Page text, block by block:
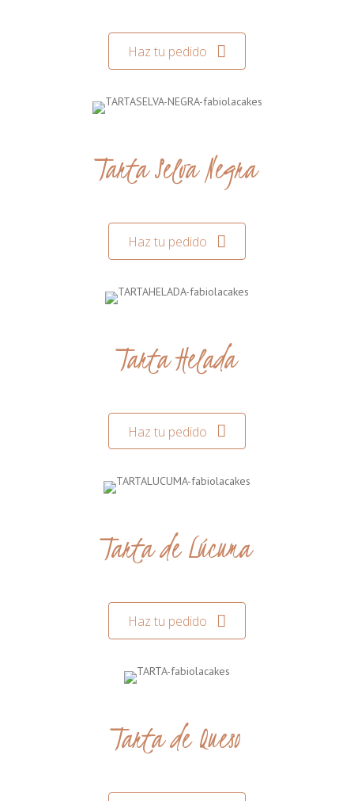
Haz tu pedido
Tarta Selva Negra
Haz tu pedido
Tarta Helada
Haz tu pedido
Tarta de Lúcuma
Haz tu pedido
Tarta de Queso